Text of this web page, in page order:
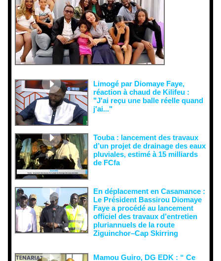
Limogé par Diomaye Faye,
réaction à chaud de Kilifeu :
"J'ai reçu une balle réelle quand
j'ai..."
Touba : lancement des travaux
d’un projet de drainage des eaux
pluviales, estimé à 15 milliards
de FCfa ‎
En déplacement en Casamance :
Le Président Bassirou Diomaye
Faye a procédé au lancement
officiel des travaux d’entretien
pluriannuels de la route
Ziguinchor–Cap Skirring
Mamou Guiro, DG EDK : “ Ce